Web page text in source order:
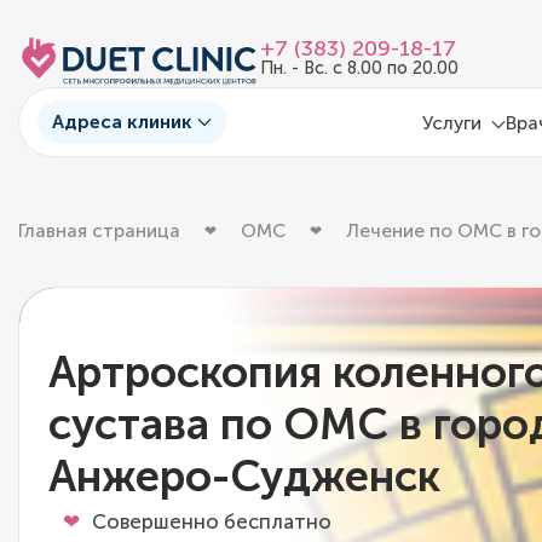
+7 (383) 209-18-17
Пн. - Вс. с 8.00 по 20.00
Адреса клиник Услуги
Главная страница ОМС Лечение по ОМС в
Артроскопия
сустава по ОМС в
Анжеро-Судженск
Совершенно бесплатно